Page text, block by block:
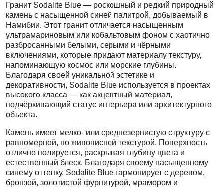
Гранит Sodalite Blue — роскошный и редкий природный
камень с насыщенной синей палитрой, добываемый в
Намибии. Этот гранит отличается насыщенным
ультрамариновым или кобальтовым фоном с хаотично
разбросанными белыми, серыми и чёрными
включениями, которые придают материалу текстуру,
напоминающую космос или морские глубины.
Благодаря своей уникальной эстетике и
декоративности, Sodalite Blue используется в проектах
высокого класса — как акцентный материал,
подчёркивающий статус интерьера или архитектурного
объекта.
Камень имеет мелко- или среднезернистую структуру с
равномерной, но живописной текстурой. Поверхность
отлично полируется, раскрывая глубину цвета и
естественный блеск. Благодаря своему насыщенному
синему оттенку, Sodalite Blue гармонирует с деревом,
бронзой, золотистой фурнитурой, мрамором и